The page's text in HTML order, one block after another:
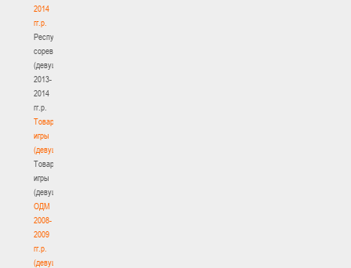
2014
гг.р.
Республиканские
соревнования
(девушки)
2013-
2014
гг.р.
Товарищеские
игры
(девушки)
Товарищеские
игры
(девушки)
ОДМ
2008-
2009
гг.р.
(девушки)